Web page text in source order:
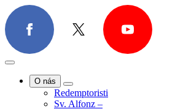
O nás
Redemptoristi
Sv. Alfonz –
O nás
Redemptoristi
(Kongregácia,
provincia)
Svätí a